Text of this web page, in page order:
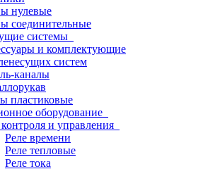
нулевые
соединительные
системы
и комплектующие
систем
каналы
пластиковые
оборудование
и управления
Реле времени
Реле тепловые
Реле тока